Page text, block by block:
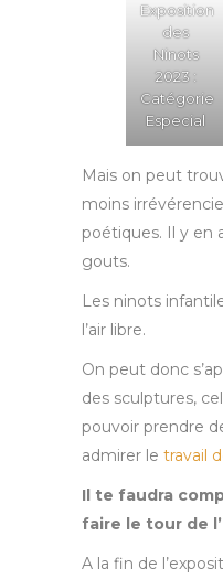
Exposition
des
Ninots
2023 :
Catégorie
Especial
Mais on peut
moins
poétiques. Il y en
gouts.
Les ninots
l’air libre.
On peut donc
des sculptures,
pouvoir prendre
admirer le travail
Il te faudra
faire le tour de
A la fin de